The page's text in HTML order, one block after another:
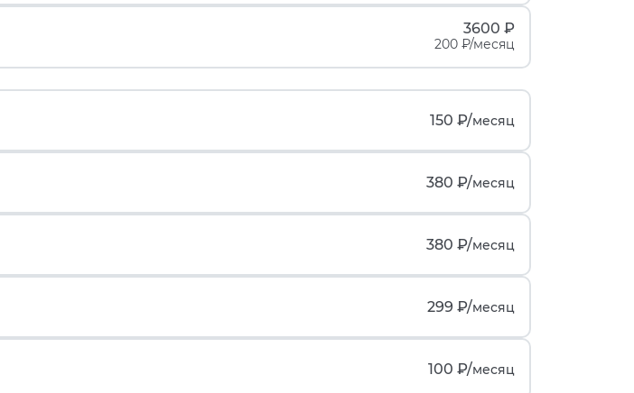
3600 ₽
200 ₽/месяц
150 ₽/месяц
380 ₽/месяц
380 ₽/месяц
299 ₽/месяц
100 ₽/месяц